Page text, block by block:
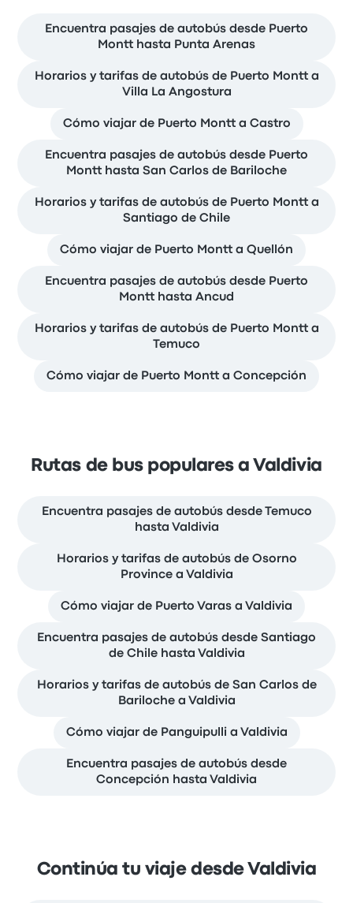
Encuentra pasajes de autobús desde Puerto
Montt hasta Punta Arenas
Horarios y tarifas de autobús de Puerto Montt a
Villa La Angostura
Cómo viajar de Puerto Montt a Castro
Encuentra pasajes de autobús desde Puerto
Montt hasta San Carlos de Bariloche
Horarios y tarifas de autobús de Puerto Montt a
Santiago de Chile
Cómo viajar de Puerto Montt a Quellón
Encuentra pasajes de autobús desde Puerto
Montt hasta Ancud
Horarios y tarifas de autobús de Puerto Montt a
Temuco
Cómo viajar de Puerto Montt a Concepción
Rutas de bus populares a Valdivia
Encuentra pasajes de autobús desde Temuco
hasta Valdivia
Horarios y tarifas de autobús de Osorno
Province a Valdivia
Cómo viajar de Puerto Varas a Valdivia
Encuentra pasajes de autobús desde Santiago
de Chile hasta Valdivia
Horarios y tarifas de autobús de San Carlos de
Bariloche a Valdivia
Cómo viajar de Panguipulli a Valdivia
Encuentra pasajes de autobús desde
Concepción hasta Valdivia
Continúa tu viaje desde Valdivia